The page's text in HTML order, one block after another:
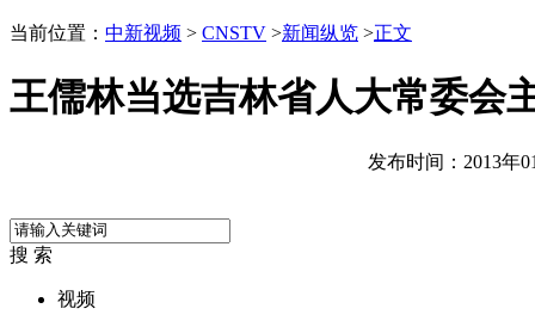
当前位置： 中新视频 > CNSTV >新闻纵览 >正文
王儒林当选吉林省人大常委会
发布时间：2013年
搜 索
视频